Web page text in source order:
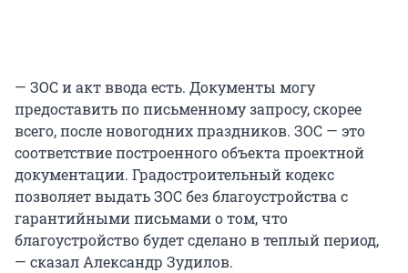
— ЗОС и акт ввода есть. Документы могу
предоставить по письменному запросу, скорее
всего, после новогодних праздников. ЗОС — это
соответствие построенного объекта проектной
документации. Градостроительный кодекс
позволяет выдать ЗОС без благоустройства с
гарантийными письмами о том, что
благоустройство будет сделано в теплый период,
— сказал Александр Зудилов.